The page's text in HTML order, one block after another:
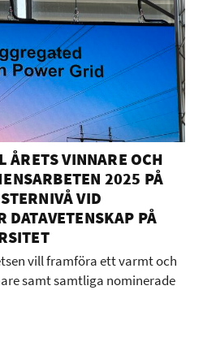
ÅRETS VINNARE OCH
2025 PÅ
VID
DATAVETENSKAP PÅ
vill framföra ett varmt och
samt samtliga nominerade